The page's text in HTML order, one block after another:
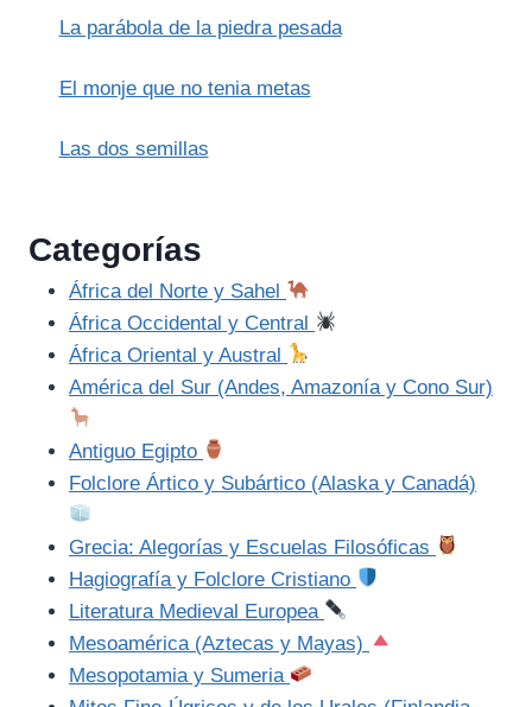
La parábola de la piedra pesada
El monje que no tenia metas
Las dos semillas
Categorías
África del Norte y Sahel
África Occidental y Central
África Oriental y Austral
América del Sur (Andes, Amazonía y Cono Sur)
Antiguo Egipto
Folclore Ártico y Subártico (Alaska y Canadá)
Grecia: Alegorías y Escuelas Filosóficas
Hagiografía y Folclore Cristiano
Literatura Medieval Europea
Mesoamérica (Aztecas y Mayas)
Mesopotamia y Sumeria